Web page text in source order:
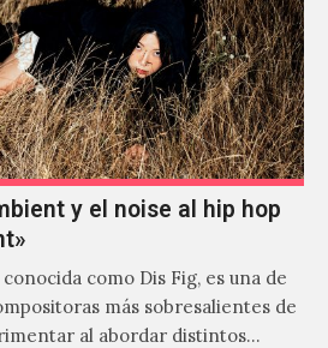
y el noise al hip hop
como Dis Fig, es una de
más sobresalientes de
al abordar distintos